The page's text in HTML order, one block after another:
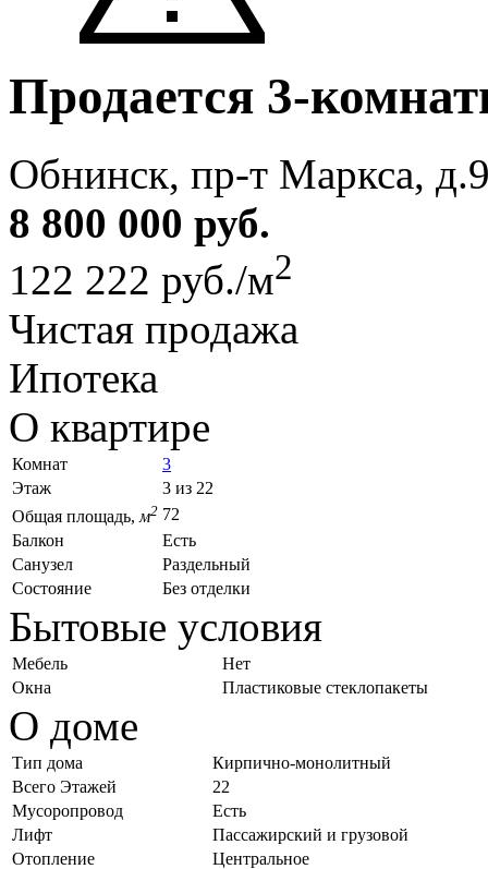
Продается 3-
Обнинск, пр-т Маркса,
8 800 000 руб.
122 222 руб./м2
Чистая продажа
Ипотека
О квартире
Комнат
3
Этаж
3 из 22
Общая площадь, м2 72
Балкон
Есть
Санузел
Раздельный
Состояние
Без отделки
Бытовые условия
Мебель
Нет
Окна
Пластиковые стеклопакеты
О доме
Тип дома
Кирпично-монолитный
Всего Этажей
22
Мусоропровод
Есть
Лифт
Пассажирский и грузовой
Отопление
Центральное